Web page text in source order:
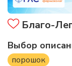
Благо-
Выбор
порошок